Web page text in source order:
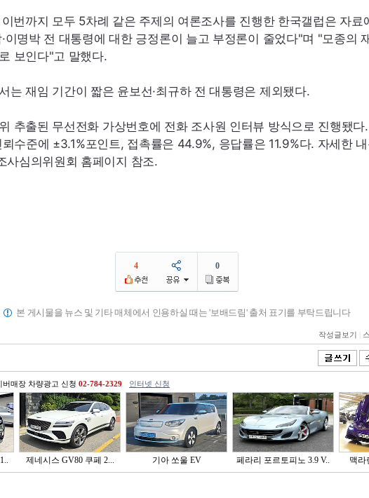
번까지 모두 5차례 같은 주제의 여론조사를 진행한 한국갤럽은 자료
이명박 전 대통령에 대한 긍정론이 늘고 부정론이 줄었다"며 "모종의
보인다"고 말했다.
는 재임 기간이 짧은 윤보선·최규하 전 대통령은 제외됐다.
추출된 무선전화 가상번호에 전화 조사원 인터뷰 방식으로 진행됐다
수준에 ±3.1%포인트, 접촉률은 44.9%, 응답률은 11.9%다. 자세한
사심의위원회 홈페이지 참조.
4 0
본 게시물을 뉴스 및 기타 매체에서 인용하실 때는 '보배드림' 출처 표기를 부탁드립니다
작성글보기
버매장 차량광고 신청 02-784-2329 인터넷 신청
제네시스 GV80 쿠페 2... 기아 쏘울 EV 페라리 포르토피노 3.9 V.. 맥라